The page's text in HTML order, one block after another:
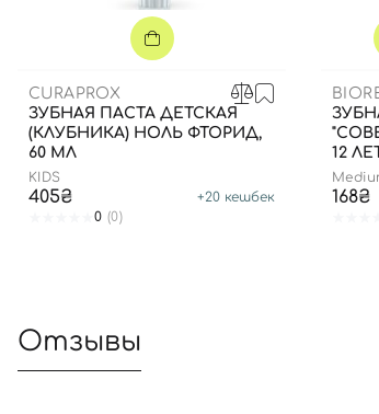
CURAPROX
ЗУБНАЯ ПАСТА ДЕТСКАЯ
(КЛУБНИКА) НОЛЬ ФТОРИД,
60 МЛ
KIDS
405₴ +20 кешбек
0 (0)
12
168₴
Отзывы